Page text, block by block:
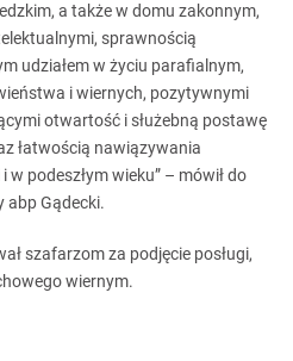
a także w domu zakonnym,
sprawnością
udziałem w życiu parafialnym,
i wiernych, pozytywnymi
otwartość i służebną postawę
łatwością nawiązywania
podeszłym wieku” – mówił do
abp Gądecki.
szafarzom za podjęcie posługi,
wiernym.